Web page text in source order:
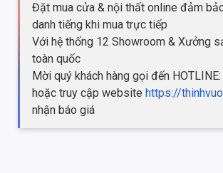
Đặt mua cửa & nội thất online đảm
danh tiếng khi mua trực tiếp
Với hệ thống 12 Showroom & Xưởng
toàn quốc
Mời quý khách hàng gọi đến HOTLINE:
hoặc truy cập website https://
nhận báo giá